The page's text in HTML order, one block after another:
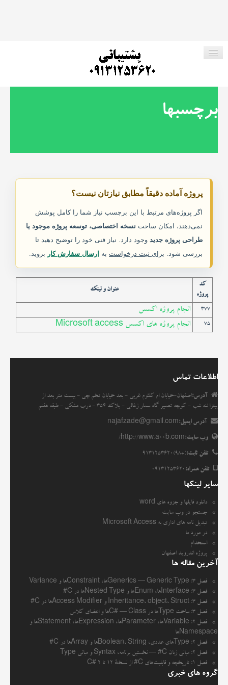
پروژه های رایگان
ارتباط با ما
جستجو در وب سایت
خدمات ما
مقاله ها
انجمن
برچسبها
پروژه آماده دقیقاً مطابق نیازتان نیست؟
اگر پروژه‌های مرتبط با این برچسب نیاز شما را کامل پوشش
نمی‌دهند، امکان ساخت نسخه اختصاصی، توسعه پروژه موجود یا
طراحی پروژه جدید وجود دارد. نیاز فنی خود را توضیح دهید تا
بررسی شود. برای ثبت درخواست به ارسال سفارش کار بروید.
کد
پروژه
عنوان و لینک
377 انجام پروژه اکسس
75 انجام پروژه های اکسس Microsoft access
اطلاعات تماس
آدرس:اصفهان-خیابان ام کلثوم غربی - بعد خیابان تخم چی - بیست متر بعد از
پیتزا ننه شب - کوچه تعمیر گاه سمار زغالی - پلاک 354 - درب مشکی - طبقه هفتم
آدرس ایمیل:najafzade@gmail.com
وب سایت:http://www.a00b.com/
تلفن ثابت:(+98)9131253620
تلفن همراه: 09131253620
سایر لینکها
دانلود فایلها و جزوه های word
جستجو در وب سایت
تبدیل نامه های اداری به Microsoft Access
در مورد ما
استخدام
پروژه اندروید اصفهان
آخرین مقاله ها
فصل ۳: Generics — Generic Typeها، Constraintها و Variance
فصل ۳: Interfaceها، Enumها و Nested Typeها در C#
فصل ۳: Inheritance، object، Struct و Access Modifierها در C#
فصل ۳: ساخت Typeها در C# — Classها و اعضای کلاس
فصل ۲: Variableها، Parameterها، Expressionها، Statementها و
Namespaceها
فصل ۲: Typeهای عددی، Boolean، Stringها و Arrayها در C#
فصل ۲: مبانی زبان C# — نخستین برنامه، Syntax و مبانی Type
فصل ۱: تاریخچه و قابلیت‌های C# از نسخهٔ 12 تا C# 2
گروه های خبری